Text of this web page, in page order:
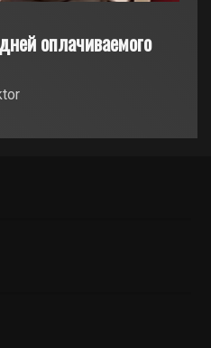
оплачиваемого